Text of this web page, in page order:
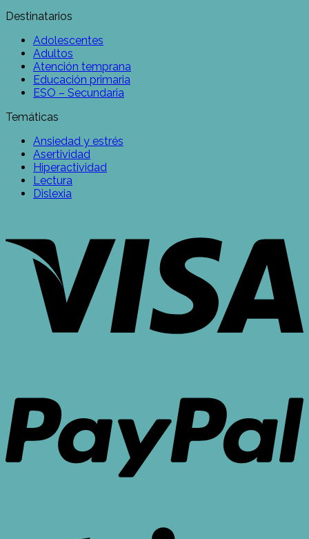
Destinatarios
Adolescentes
Adultos
Atención temprana
Educación primaria
ESO – Secundaria
Temáticas
Ansiedad y estrés
Asertividad
Hiperactividad
Lectura
Dislexia